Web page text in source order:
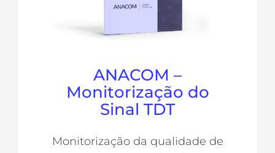
ANACOM –
Monitorização do
Sinal TDT
Monitorização da qualidade de